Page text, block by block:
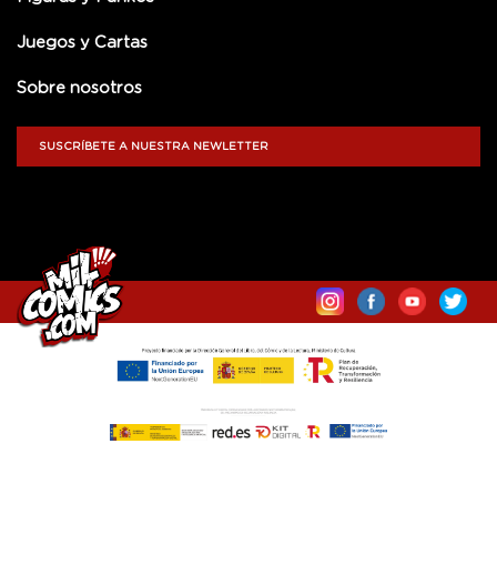
Juegos y Cartas
Sobre nosotros
SUSCRÍBETE A NUESTRA NEWLETTER